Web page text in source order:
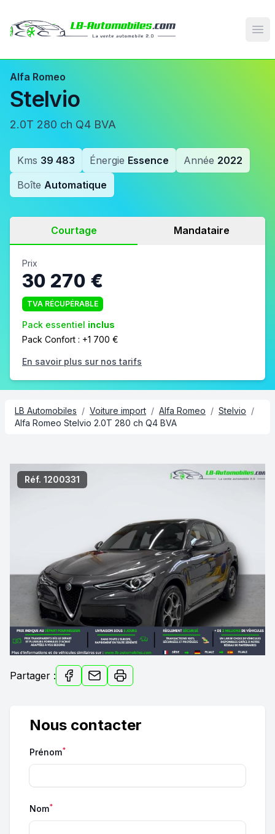
Alfa Romeo
Stelvio
2.0T 280 ch Q4 BVA
Kms 39 483 Énergie Essence Année 2022
Boîte Automatique
Courtage Mandataire
Prix
30 270 €
TVA RÉCUPÉRABLE
Pack essentiel inclus
Pack Confort : +1 700 €
En savoir plus sur nos tarifs
LB Automobiles / Voiture import / Alfa Romeo / Stelvio /
Alfa Romeo Stelvio 2.0T 280 ch Q4 BVA
Réf. 1200331
Partager :
Nous contacter
Prénom*
Nom*